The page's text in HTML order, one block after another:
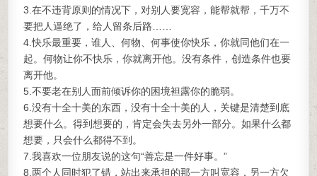
3.在不违背原则的情况下，对别人要宽容，能帮就帮，千万不
要把人逼绝了，给人留条后路……
4.快乐最重要，谁人、何物、何事使你快乐，你就同他们在一
起。何物让你不快乐，你就离开他。没有条件，创造条件也要
离开他。
5.不要老在别人面前倾诉你的困境袒露你的脆弱。
6.没有十全十美的东西，没有十全十美的人，关键是清楚到底
想要什么。得到想要的，肯定会失去另外一部分。如果什么都
想要，只会什么都得不到。
7.我喜欢一位朋友说的这句“善忘是一件好事。”
8.两个人同时犯了错，站出来承担的那一方叫宽容，另一方欠